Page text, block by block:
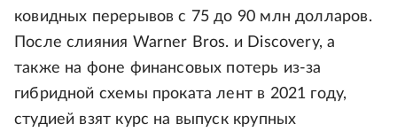
ковидных перерывов с 75 до 90 млн долларов.
После слияния Warner Bros. и Discovery, а
также на фоне финансовых потерь из-за
гибридной схемы проката лент в 2021 году,
студией взят курс на выпуск крупных